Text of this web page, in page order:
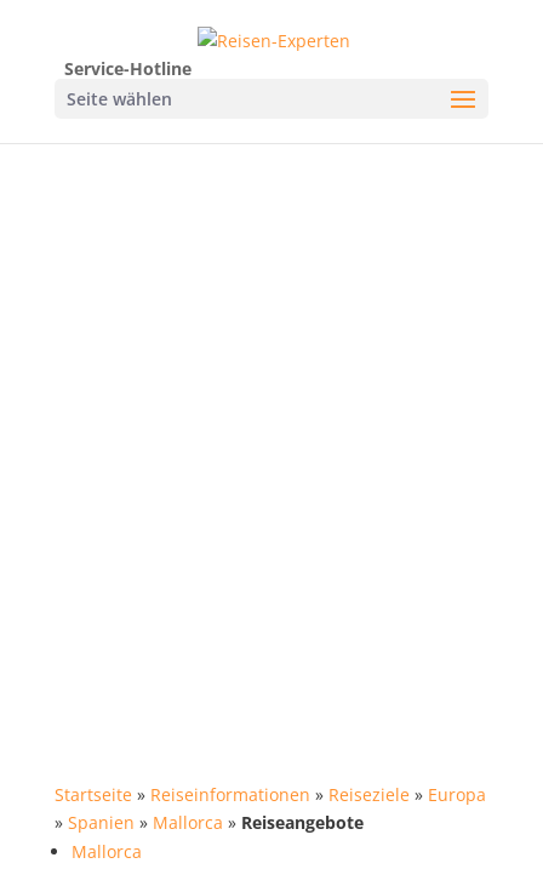
Service-Hotline
Seite wählen
Startseite» Reiseinformationen » Reiseziele» Europa
» Spanien » Mallorca » Reiseangebote
Mallorca